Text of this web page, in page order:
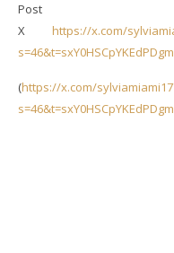
X https://x.com/
(https://x.com/